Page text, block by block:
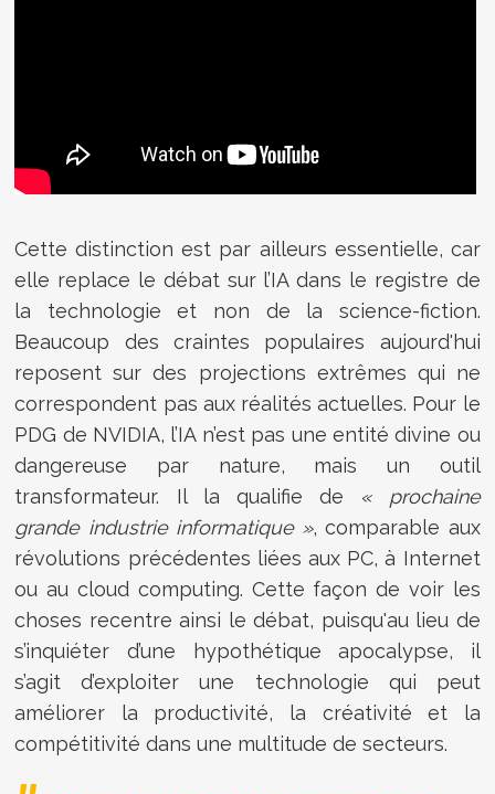
Cette distinction est par ailleurs essentielle, car
elle replace le débat sur l’IA dans le registre de
la technologie et non de la science-fiction.
Beaucoup des craintes populaires aujourd'hui
reposent sur des projections extrêmes qui ne
correspondent pas aux réalités actuelles. Pour le
PDG de NVIDIA, l’IA n’est pas une entité divine ou
dangereuse par nature, mais un outil
transformateur. Il la qualifie de « prochaine
grande industrie informatique », comparable aux
révolutions précédentes liées aux PC, à Internet
ou au cloud computing. Cette façon de voir les
choses recentre ainsi le débat, puisqu'au lieu de
s’inquiéter d’une hypothétique apocalypse, il
s’agit d’exploiter une technologie qui peut
améliorer la productivité, la créativité et la
compétitivité dans une multitude de secteurs.